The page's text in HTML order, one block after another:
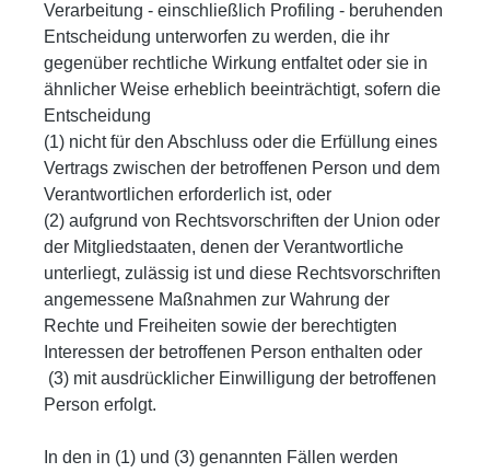
Verarbeitung - einschließlich Profiling - beruhenden
Entscheidung unterworfen zu werden, die ihr
gegenüber rechtliche Wirkung entfaltet oder sie in
ähnlicher Weise erheblich beeinträchtigt, sofern die
Entscheidung
(1) nicht für den Abschluss oder die Erfüllung eines
Vertrags zwischen der betroffenen Person und dem
Verantwortlichen erforderlich ist, oder
(2) aufgrund von Rechtsvorschriften der Union oder
der Mitgliedstaaten, denen der Verantwortliche
unterliegt, zulässig ist und diese Rechtsvorschriften
angemessene Maßnahmen zur Wahrung der
Rechte und Freiheiten sowie der berechtigten
Interessen der betroffenen Person enthalten oder
(3) mit ausdrücklicher Einwilligung der betroffenen
Person erfolgt.
In den in (1) und (3) genannten Fällen werden